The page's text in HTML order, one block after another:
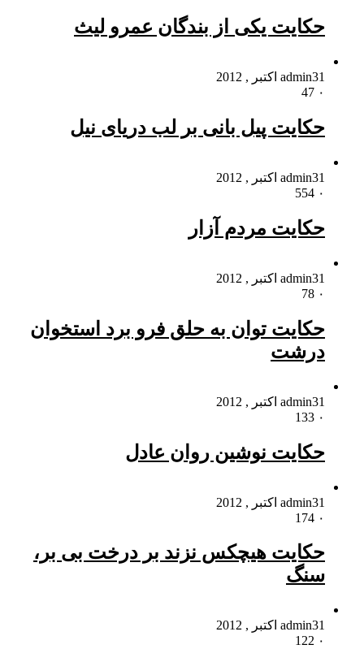
حکایت یکی از بندگان عمرو لیث
admin31 اکتبر , 2012
۰
حکایت پیل بانى بر لب دریاى نیل
admin31 اکتبر , 2012
۰
حکایت مردم آزار
admin31 اکتبر , 2012
۰
حکایت توان به حلق فرو برد استخوان
درشت
admin31 اکتبر , 2012
۰
حکایت نوشین روان عادل
admin31 اکتبر , 2012
۰
حکایت هیچکس نزند بر درخت بى بر،
سنگ
admin31 اکتبر , 2012
۰